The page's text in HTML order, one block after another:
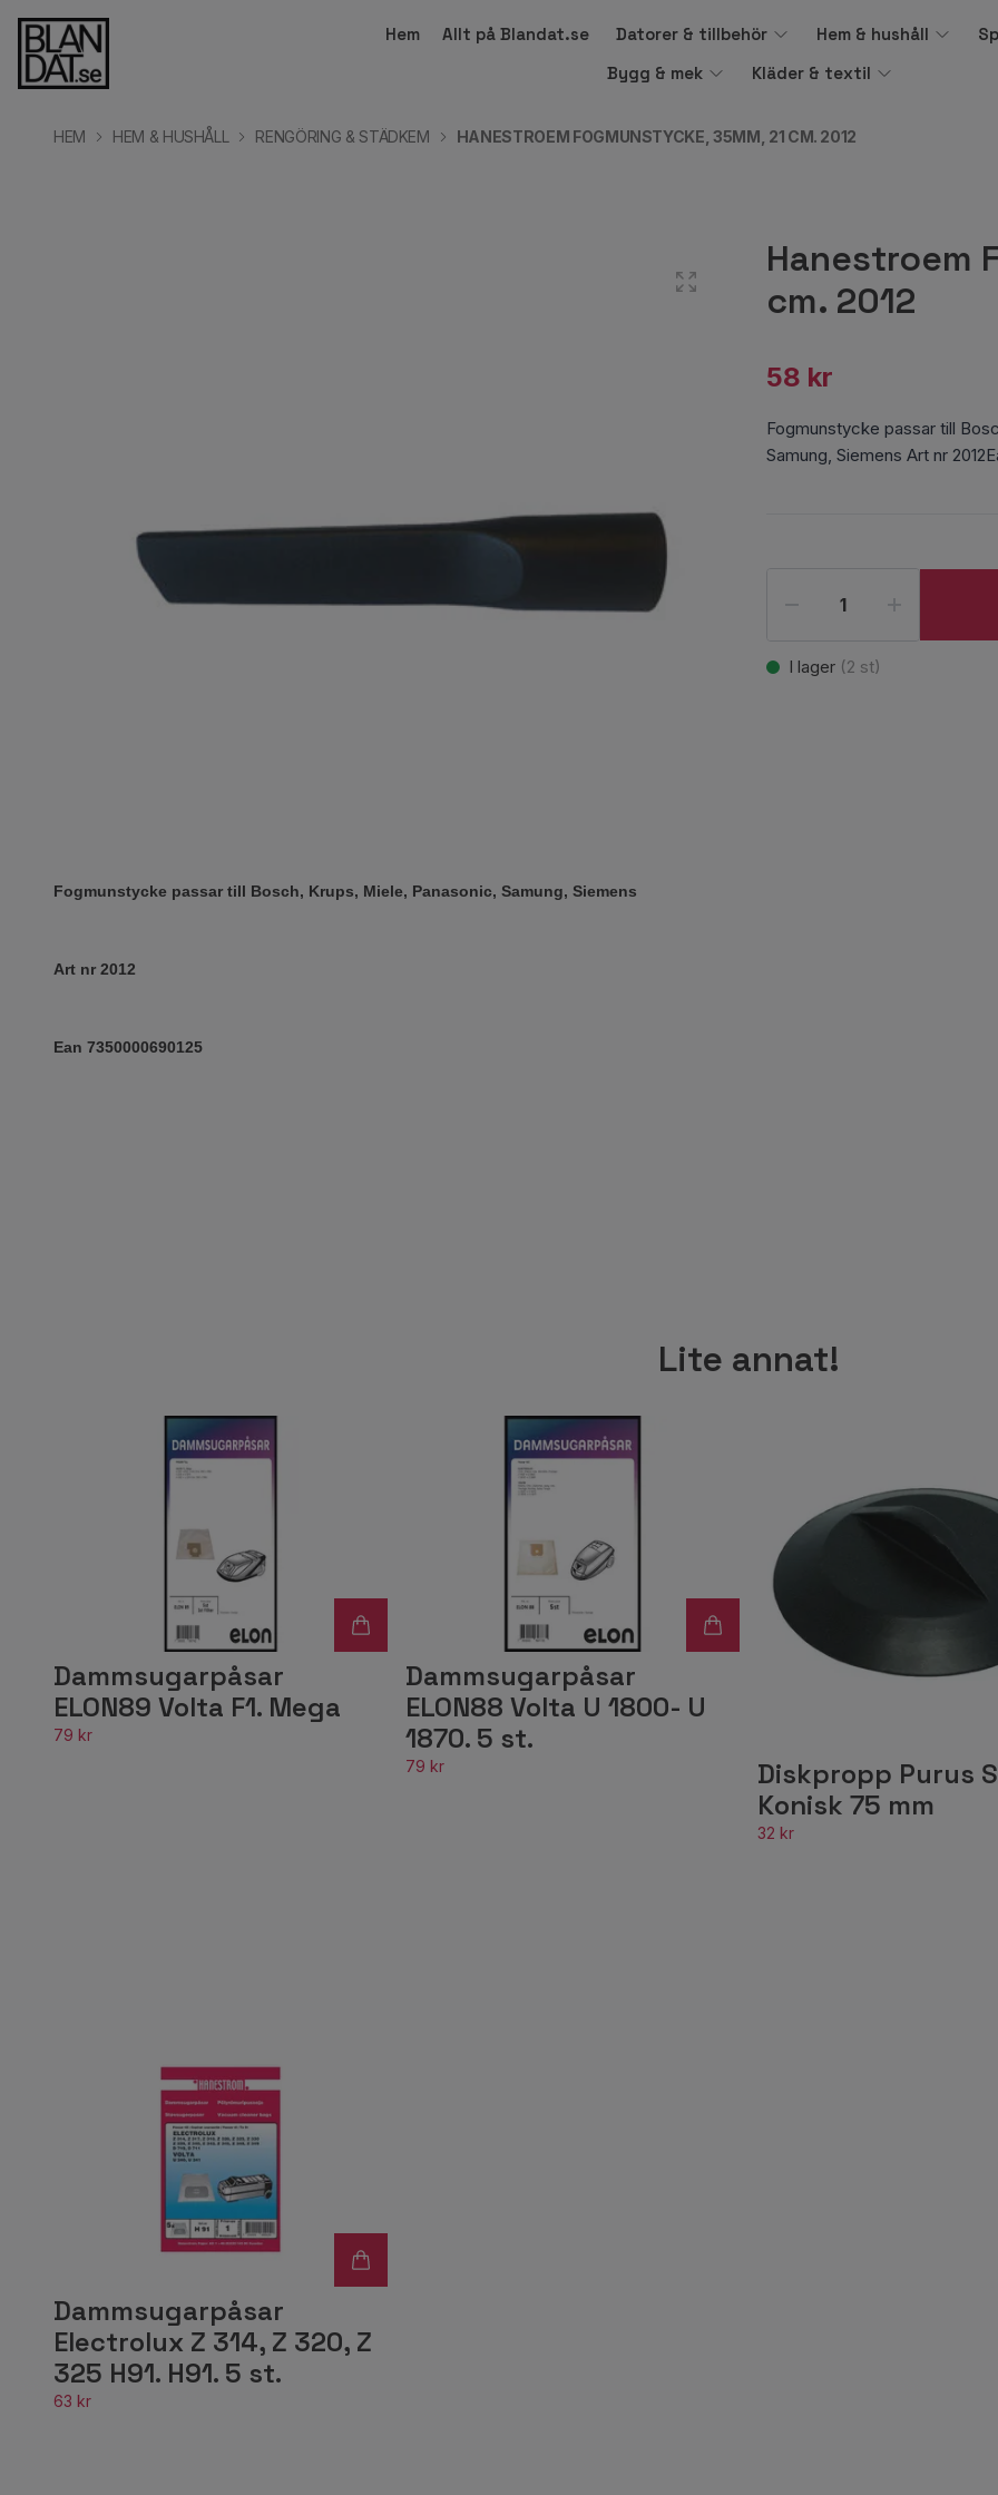
Hem Allt på Blandat.se Datorer & tillbehör Hem & hushåll
Bygg & mek
Kläder & textil
HEM HEM & HUSHÅLL RENGÖRING & STÄDKEM HANESTROEM FOGMUNSTYCKE, 35MM, 21 CM. 2012
Hanestroem
cm. 2012
58 kr
Fogmunstycke passar till
Samung, Siemens Art nr
I lager (2 st)
Fogmunstycke passar till Bosch, Krups, Miele, Panasonic, Samung, Siemens
Art nr 2012
Ean 7350000690125
Lite annat!
Dammsugarpåsar
ELON89 Volta F1. Mega
79 kr
Dammsugarpåsar
ELON88 Volta U 1800- U
1870. 5 st.
79 kr
Diskpropp Purus
Konisk 75 mm
32 kr
Dammsugarpåsar
Electrolux Z 314, Z 320, Z
325 H91. H91. 5 st.
63 kr